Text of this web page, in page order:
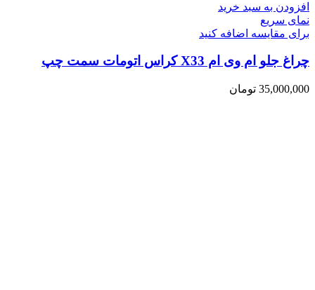
افزودن به سبد خرید
نمای سریع
برای مقایسه اضافه کنید
چراغ جلو ام وی ام X33 کراس اتومات سمت چپ
35,000,000 تومان